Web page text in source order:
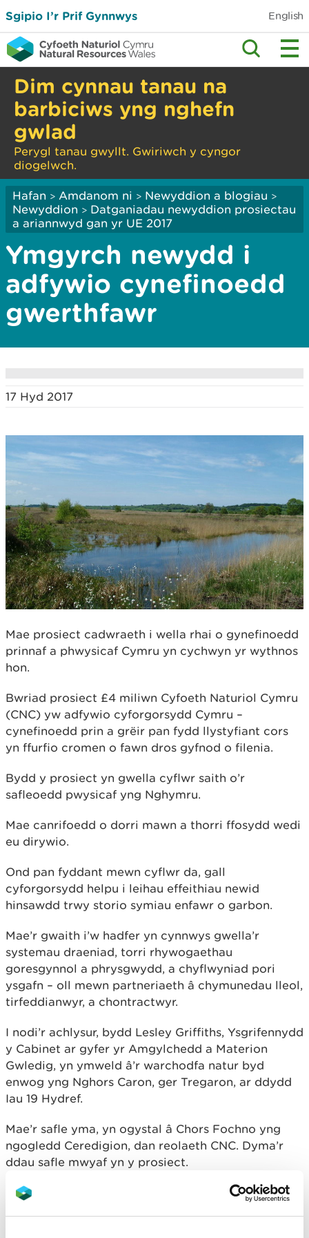
Sgipio I’r Prif Gynnwys English
Dim cynnau tanau na
barbiciws yng nghefn
gwlad
Perygl tanau gwyllt. Gwiriwch y cyngor
diogelwch.
Hafan > Amdanom ni > Newyddion a blogiau >
Newyddion > Datganiadau newyddion prosiectau
a ariannwyd gan yr UE 2017
Ymgyrch newydd i
adfywio cynefinoedd
gwerthfawr
17 Hyd 2017
Mae prosiect cadwraeth i wella rhai o gynefinoedd
prinnaf a phwysicaf Cymru yn cychwyn yr wythnos
hon.
Bwriad prosiect £4 miliwn Cyfoeth Naturiol Cymru
(CNC) yw adfywio cyforgorsydd Cymru –
cynefinoedd prin a grëir pan fydd llystyfiant cors
yn ffurfio cromen o fawn dros gyfnod o filenia.
Bydd y prosiect yn gwella cyflwr saith o’r
safleoedd pwysicaf yng Nghymru.
Mae canrifoedd o dorri mawn a thorri ffosydd wedi
eu dirywio.
Ond pan fyddant mewn cyflwr da, gall
cyforgorsydd helpu i leihau effeithiau newid
hinsawdd trwy storio symiau enfawr o garbon.
Mae’r gwaith i’w hadfer yn cynnwys gwella’r
systemau draeniad, torri rhywogaethau
goresgynnol a phrysgwydd, a chyflwyniad pori
ysgafn – oll mewn partneriaeth â chymunedau lleol,
tirfeddianwyr, a chontractwyr.
I nodi’r achlysur, bydd Lesley Griffiths, Ysgrifennydd
y Cabinet ar gyfer yr Amgylchedd a Materion
Gwledig, yn ymweld â’r warchodfa natur byd
enwog yng Nghors Caron, ger Tregaron, ar ddydd
Iau 19 Hydref.
Mae’r safle yma, yn ogystal â Chors Fochno yng
ngogledd Ceredigion, dan reolaeth CNC. Dyma’r
ddau safle mwyaf yn y prosiect.
Bydd gwaith adfer hefyd yn cael ei gynnal ar